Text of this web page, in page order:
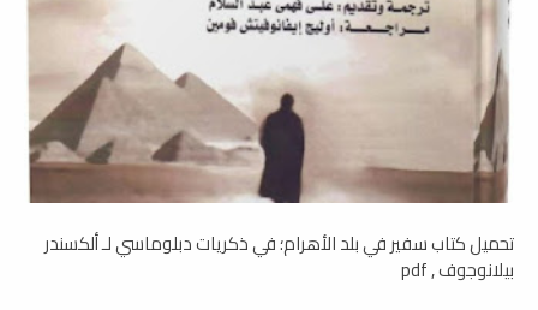
تحميل كتاب سفير في بلد الأھرام؛ في ذكريات دبلوماسي لـ ألكسندر
بيلانوجوف , pdf